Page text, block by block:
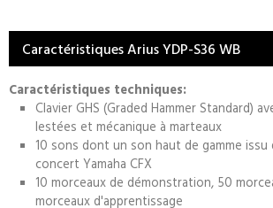
Caractéristiques Arius YDP-S36 WB
Caractéristiques techniques:
Clavier GHS (Graded Hammer Standard)
lestées et mécanique à marteaux
10 sons dont un son haut de gamme issu
concert Yamaha CFX
10 morceaux de démonstration, 50
morceaux d'apprentissage